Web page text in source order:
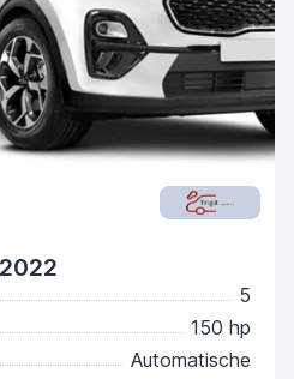
5
150 hp
Automatische